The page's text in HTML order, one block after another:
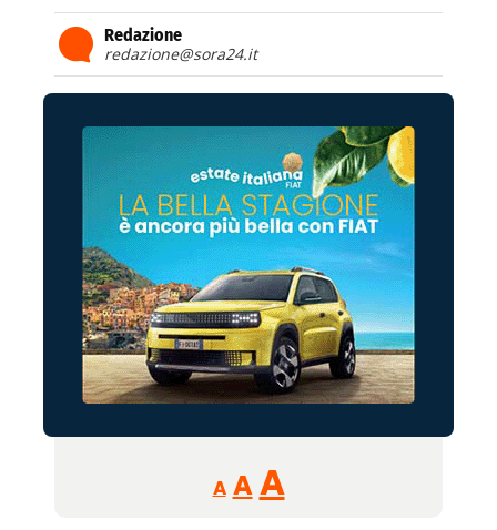
Redazione
redazione@sora24.it
A
Reducir
tamaño
A Restablecer
AAumentar